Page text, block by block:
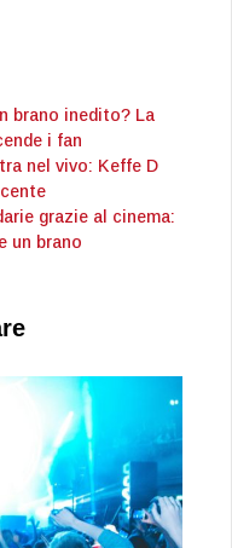
brano inedito? La
i fan
nel vivo: Keffe D
grazie al cinema:
un brano